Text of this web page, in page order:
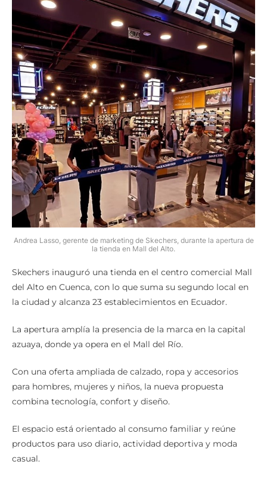
Andrea Lasso, gerente de marketing de Skechers, durante la apertura de
la tienda en Mall del Alto.
Skechers inauguró una tienda en el centro comercial Mall
del Alto en Cuenca, con lo que suma su segundo local en
la ciudad y alcanza 23 establecimientos en Ecuador.
La apertura amplía la presencia de la marca en la capital
azuaya, donde ya opera en el Mall del Río.
Con una oferta ampliada de calzado, ropa y accesorios
para hombres, mujeres y niños, la nueva propuesta
combina tecnología, confort y diseño.
El espacio está orientado al consumo familiar y reúne
productos para uso diario, actividad deportiva y moda
casual.